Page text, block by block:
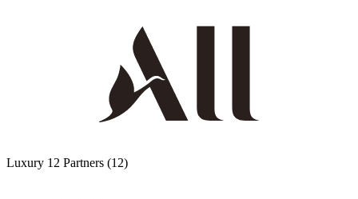
Luxury 12 Partners (12)